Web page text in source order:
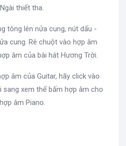
thiết tha.
tông lên nửa cung, nút dấu -
cung. Rê chuột vào hợp âm
âm của bài hát Hương Trời.
âm của Guitar, hãy click vào
sang xem thế bấm hợp âm cho
âm Piano.